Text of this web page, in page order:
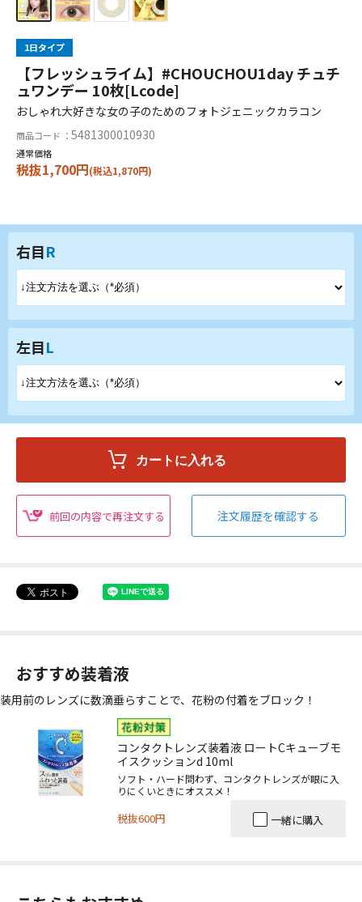
1日タイプ
【フレッシュライム】#CHOUCHOU1day チュチ
ュワンデー 10枚[Lcode]
おしゃれ大好きな女の子のためのフォトジェニックカラコン
商品コード ： 5481300010930
通常価格
税抜1,700円(税込1,870円)
右目R
左目L
前回の内容で再注文する 注文履歴を確認する
おすすめ装着液
装用前のレンズに数滴垂らすことで、花粉の付着をブロック！
コンタクトレンズ装着液 ロートCキューブモ
イスクッションd 10ml
ソフト・ハード問わず、コンタクトレンズが眼に入
りにくいときにオススメ！
税抜600円 一緒に購入